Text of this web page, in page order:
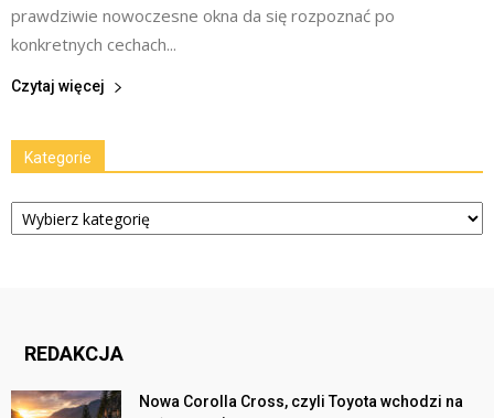
prawdziwie nowoczesne okna da się rozpoznać po
konkretnych cechach...
Czytaj więcej
Kategorie
Kategorie
REDAKCJA
Nowa Corolla Cross, czyli Toyota wchodzi na